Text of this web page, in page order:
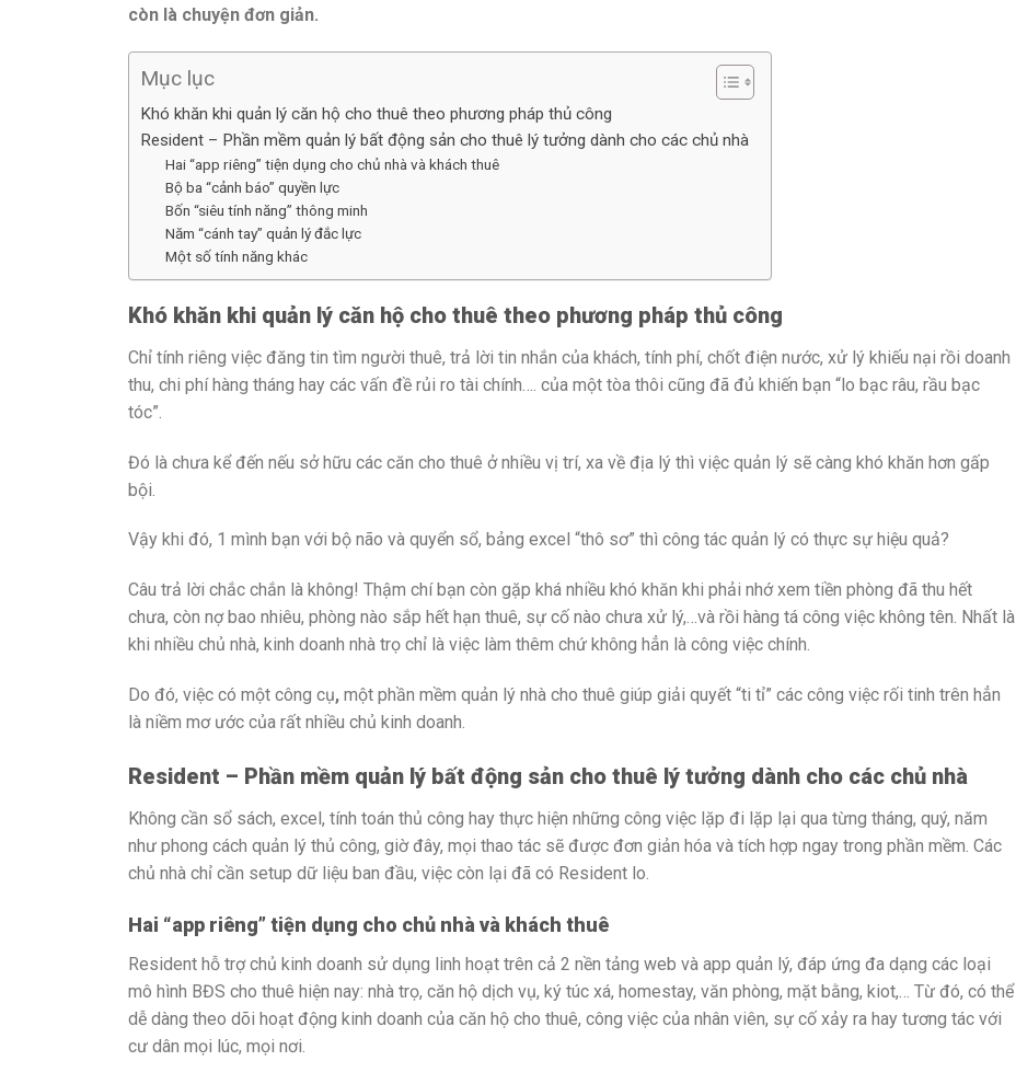
còn là chuyện đơn giản.
Mục lục
Khó khăn khi quản lý căn hộ cho thuê theo phương pháp thủ công
Resident – Phần mềm quản lý bất động sản cho thuê lý tưởng dành cho các chủ nhà
Hai “app riêng” tiện dụng cho chủ nhà và khách thuê
Bộ ba “cảnh báo” quyền lực
Bốn “siêu tính năng” thông minh
Năm “cánh tay” quản lý đắc lực
Một số tính năng khác
Khó khăn khi quản lý căn hộ cho thuê theo phương pháp thủ công
Chỉ tính riêng việc đăng tin tìm người thuê, trả lời tin nhắn của khách, tính phí, chốt điện nước, xử lý khiếu nại rồi doanh
thu, chi phí hàng tháng hay các vấn đề rủi ro tài chính…. của một tòa thôi cũng đã đủ khiến bạn “lo bạc râu, rầu bạc
tóc”.
Đó là chưa kể đến nếu sở hữu các căn cho thuê ở nhiều vị trí, xa về địa lý thì việc quản lý sẽ càng khó khăn hơn gấp
bội.
Vậy khi đó, 1 mình bạn với bộ não và quyển sổ, bảng excel “thô sơ” thì công tác quản lý có thực sự hiệu quả?
Câu trả lời chắc chắn là không! Thậm chí bạn còn gặp khá nhiều khó khăn khi phải nhớ xem tiền phòng đã thu hết
chưa, còn nợ bao nhiêu, phòng nào sắp hết hạn thuê, sự cố nào chưa xử lý,…và rồi hàng tá công việc không tên. Nhất là
khi nhiều chủ nhà, kinh doanh nhà trọ chỉ là việc làm thêm chứ không hẳn là công việc chính.
Do đó, việc có một công cụ, một phần mềm quản lý nhà cho thuê giúp giải quyết “ti tỉ” các công việc rối tinh trên hẳn
là niềm mơ ước của rất nhiều chủ kinh doanh.
Resident – Phần mềm quản lý bất động sản cho thuê lý tưởng dành cho các chủ nhà
Không cần sổ sách, excel, tính toán thủ công hay thực hiện những công việc lặp đi lặp lại qua từng tháng, quý, năm
như phong cách quản lý thủ công, giờ đây, mọi thao tác sẽ được đơn giản hóa và tích hợp ngay trong phần mềm. Các
chủ nhà chỉ cần setup dữ liệu ban đầu, việc còn lại đã có Resident lo.
Hai “app riêng” tiện dụng cho chủ nhà và khách thuê
Resident hỗ trợ chủ kinh doanh sử dụng linh hoạt trên cả 2 nền tảng web và app quản lý, đáp ứng đa dạng các loại
mô hình BĐS cho thuê hiện nay: nhà trọ, căn hộ dịch vụ, ký túc xá, homestay, văn phòng, mặt bằng, kiot,… Từ đó, có thể
dễ dàng theo dõi hoạt động kinh doanh của căn hộ cho thuê, công việc của nhân viên, sự cố xảy ra hay tương tác với
cư dân mọi lúc, mọi nơi.